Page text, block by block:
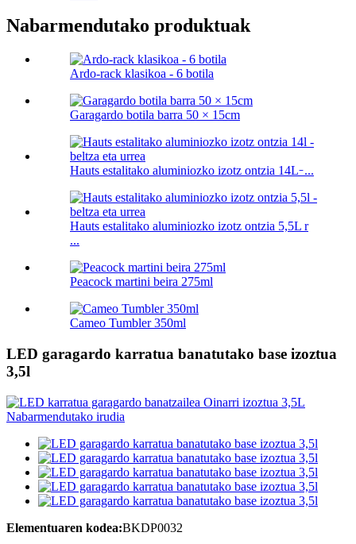
Nabarmendutako produktuak
Ardo-rack klasikoa - 6 botila
Garagardo botila barra 50 × 15cm
Hauts estalitako aluminiozko izotz ontzia 14L ̵ ...
Hauts estalitako aluminiozko izotz ontzia 5,5L r
...
Peacock martini beira 275ml
Cameo Tumbler 350ml
LED garagardo karratua banatutako base izoztua
3,5l
Elementuaren kodea:BKDP0032